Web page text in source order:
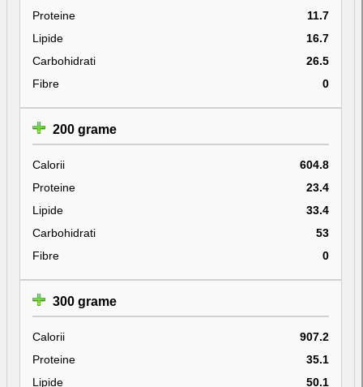
Proteine
11.7
Lipide
16.7
Carbohidrati
26.5
Fibre
0
200 grame
Calorii
604.8
Proteine
23.4
Lipide
33.4
Carbohidrati
53
Fibre
0
300 grame
Calorii
907.2
Proteine
35.1
Lipide
50.1